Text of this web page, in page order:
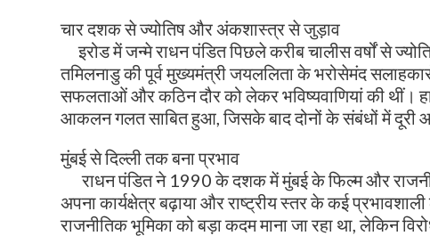
चार दशक से ज्योतिष और अंकशास्त्र से जुड़ाव
इरोड में जन्मे राधन पंडित पिछले करीब चालीस वर्षों से
तमिलनाडु की पूर्व मुख्यमंत्री जयललिता के भरोसेमंद
सफलताओं और कठिन दौर को लेकर भविष्यवाणियां की थीं।
आकलन गलत साबित हुआ, जिसके बाद दोनों के संबंधों में दूरी
मुंबई से दिल्ली तक बना प्रभाव
राधन पंडित ने 1990 के दशक में मुंबई के फिल्म और
अपना कार्यक्षेत्र बढ़ाया और राष्ट्रीय स्तर के कई
राजनीतिक भूमिका को बड़ा कदम माना जा रहा था, लेकिन